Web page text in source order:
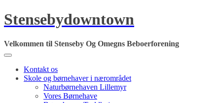
Skip
to
Stensebydowntown
Velkommen til Stenseby Og Omegns Beboerforening
Kontakt os
Skole og børnehaver i nærområdet
Naturbørnehaven Lillemyr
Vores Børnehave